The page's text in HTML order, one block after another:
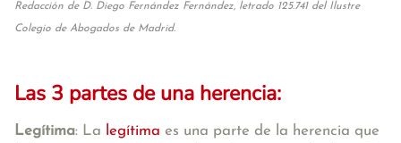
Redacción de D. Diego Fernández Fernández, letrado 125.741 del Ilustre
Colegio de Abogados de Madrid.
Las 3 partes de una herencia:
Legítima: La legítima es una parte de la herencia que